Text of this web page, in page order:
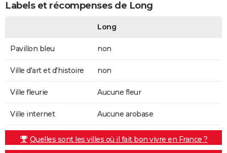
Labels et récompenses de Long
Long
Pavillon bleu non
Ville d'art et d'histoire non
Ville fleurie Aucune fleur
Ville internet Aucune arobase
Quelles sont les villes où il fait bon vivre en France ?